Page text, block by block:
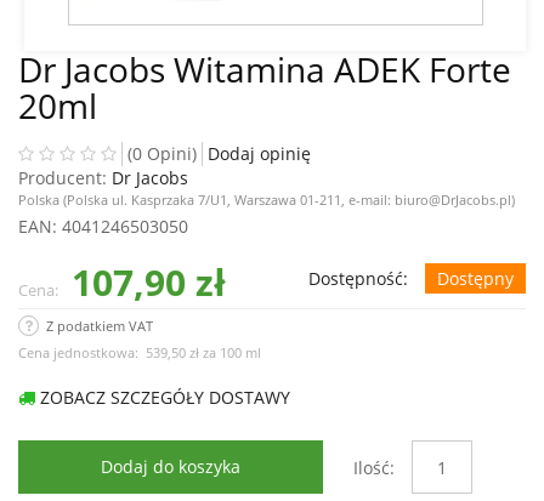
Dr Jacobs Witamina ADEK Forte
20ml
(0 Opini) Dodaj opinię
Producent: Dr Jacobs
Polska (Polska ul. Kasprzaka 7/U1, Warszawa 01-211, e-mail: biuro@DrJacobs.pl)
EAN: 4041246503050
Cena: 107,90 zł Dostępność: Dostępny
Z podatkiem VAT
Cena jednostkowa: 539,50 zł za 100 ml
ZOBACZ SZCZEGÓŁY DOSTAWY
Dodaj do koszyka Ilość: